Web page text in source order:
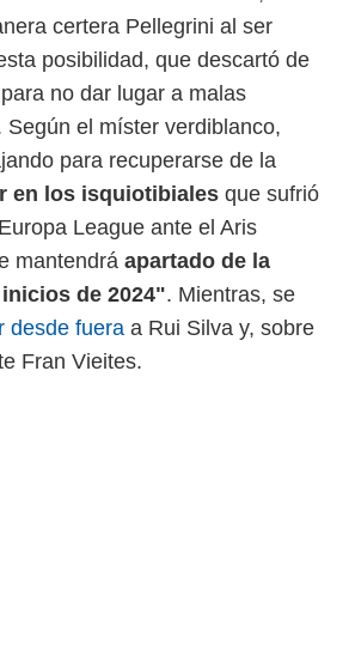
certera Pellegrini al ser
posibilidad, que descartó de
no dar lugar a malas
Según el míster verdiblanco,
para recuperarse de la
en los isquiotibiales que sufrió
League ante el Aris
mantendrá apartado de la
de 2024". Mientras, se
desde fuera a Rui Silva y, sobre
Fran Vieites.